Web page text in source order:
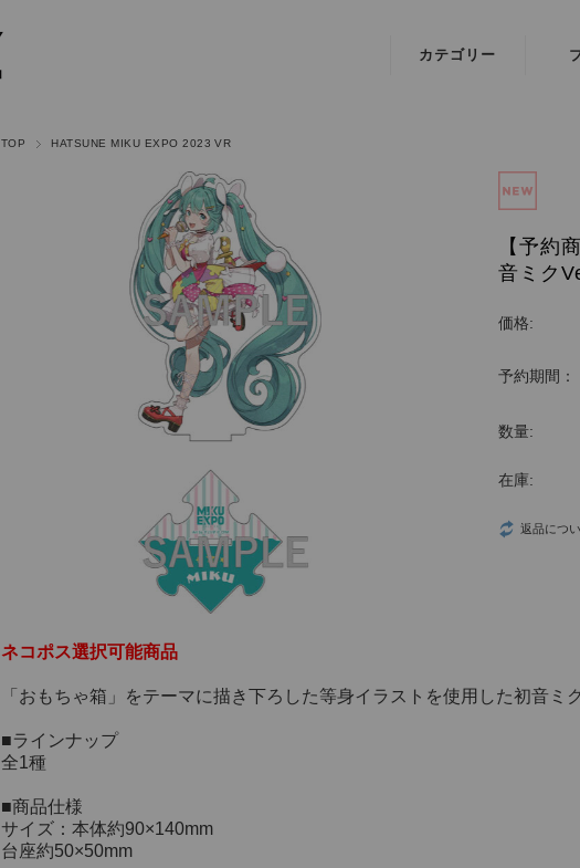
カテゴリー
『BADBOYS -
THE MOVIE-』
ミュージカル
映画『怪獣ヤロ
TOP HATSUNE MIKU EXPO 2023 VR
【予約
音ミク
価格:
予約期間：
数量:
在庫:
返品につ
ネコポス選択可能商品
「おもちゃ箱」をテーマに描き下ろした等身イラストを使用した初音ミ
■ラインナップ
全1種
■商品仕様
サイズ：本体約90×140mm
台座約50×50mm